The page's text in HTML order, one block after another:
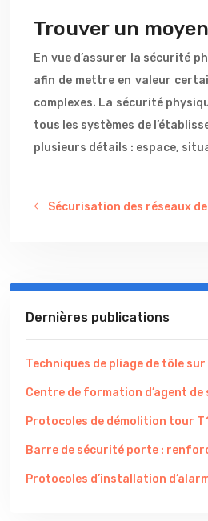
Trouver un
En vue d’assurer la sécurité
afin de mettre en valeur
complexes. La sécurité
tous les systèmes de
plusieurs détails : espace,
Sécurisation des réseaux
Dernières publications
Techniques de pliage de tôle
Centre de formation d’agent
Protocoles de démolition tour
Barre de sécurité porte :
Protocoles d’installation